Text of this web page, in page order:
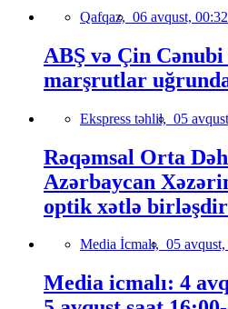
Qafqaz, 06 avqust, 00:32
ABŞ və Çin
marşrutlar
Ekspress təhlil, 05
Rəqəmsal Orta
Azərbaycan
optik xətlə
Media İcmalı, 05
Media icmalı: 4